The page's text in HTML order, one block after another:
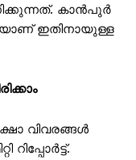
കാൻപുർ
ഇതിനായുള്ള
വിവരങ്ങൾ
റിപ്പോർട്ട്.